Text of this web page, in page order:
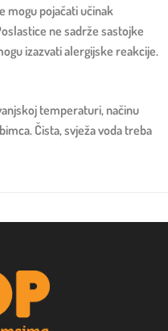
mogu pojačati učinak
ne sadrže sastojke
izazvati alergijske reakcije.
temperaturi, načinu
Čista, svježa voda treba